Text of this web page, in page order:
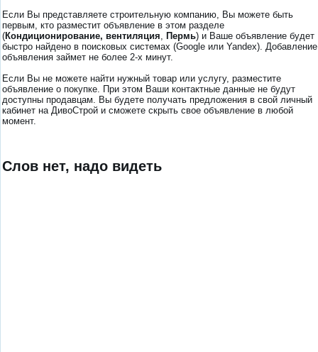
Если Вы представляете строительную компанию, Вы можете быть
первым, кто разместит объявление в этом разделе
(Кондиционирование, вентиляция, Пермь) и Ваше объявление будет
быстро найдено в поисковых системах (Google или Yandex). Добавление
объявления займет не более 2-х минут.
Если Вы не можете найти нужный товар или услугу, разместите
объявление о покупке. При этом Ваши контактные данные не будут
доступны продавцам. Вы будете получать предложения в свой личный
кабинет на ДивоСтрой и сможете скрыть свое объявление в любой
момент.
Слов нет, надо видеть